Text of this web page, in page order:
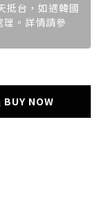
抵台，如遇韓國
。詳情請參
BUY NOW